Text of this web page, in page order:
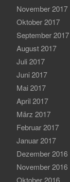
November 2017
Oktober 2017
September 2017
August 2017
Juli 2017
Juni 2017
Mai 2017
April 2017
März 2017
Februar 2017
Januar 2017
Dezember 2016
November 2016
Oktober 2016